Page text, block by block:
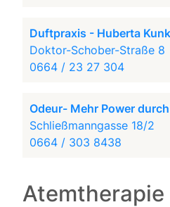
Duftpraxis - Huberta
Doktor-Schober-Straße 8
0664 / 23 27 304
Odeur- Mehr Power
Schließmanngasse 18/2
0664 / 303 8438
Atemtherapie